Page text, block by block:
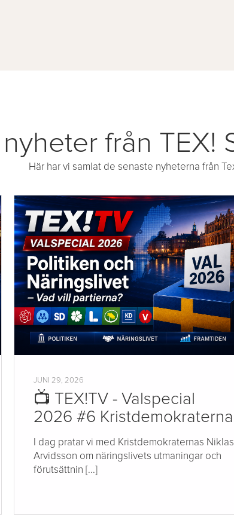
från TEX!
Här har vi samlat de senaste nyheterna från
JUNI 29, 2026
📺 TEX!TV - Valspecial
2026 #6 Kristdemokraterna
I dag pratar vi med Kristdemokraternas Niklas
Arvidsson om näringslivets utmaningar och
förutsättnin [...]